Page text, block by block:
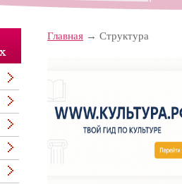
Главная Структура